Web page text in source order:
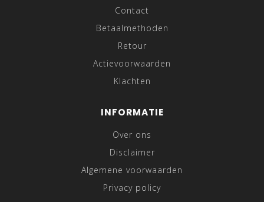
Contact
Betaalmethoden
Retour
Actievoorwaarden
Klachten
INFORMATIE
Over ons
Disclaimer
Algemene voorwaarden
Privacy policy